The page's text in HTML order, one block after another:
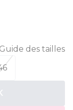
Guide des tailles